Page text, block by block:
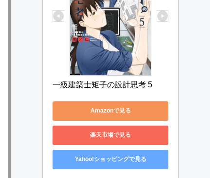
一級建築士矩子の設計思考 5
Amazonで見る
楽天市場で見る
Yahoo!ショッピングで見る